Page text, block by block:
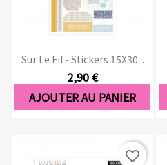
Sur Le Fil - Stickers 15X30...
2,90 €
AJOUTER AU PANIER
favorite_border